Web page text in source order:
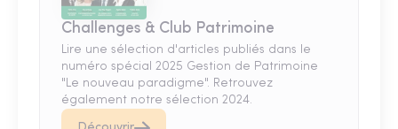
Challenges & Club Patrimoine
Lire une sélection d'articles publiés dans le
numéro spécial 2025 Gestion de Patrimoine
"Le nouveau paradigme". Retrouvez
également notre sélection 2024.